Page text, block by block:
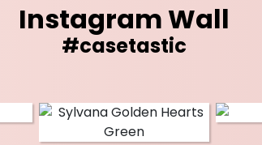
Instagram Wall
#casetastic